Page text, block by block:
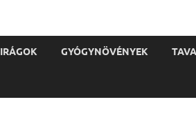
GYÓGYNÖVÉNYEK